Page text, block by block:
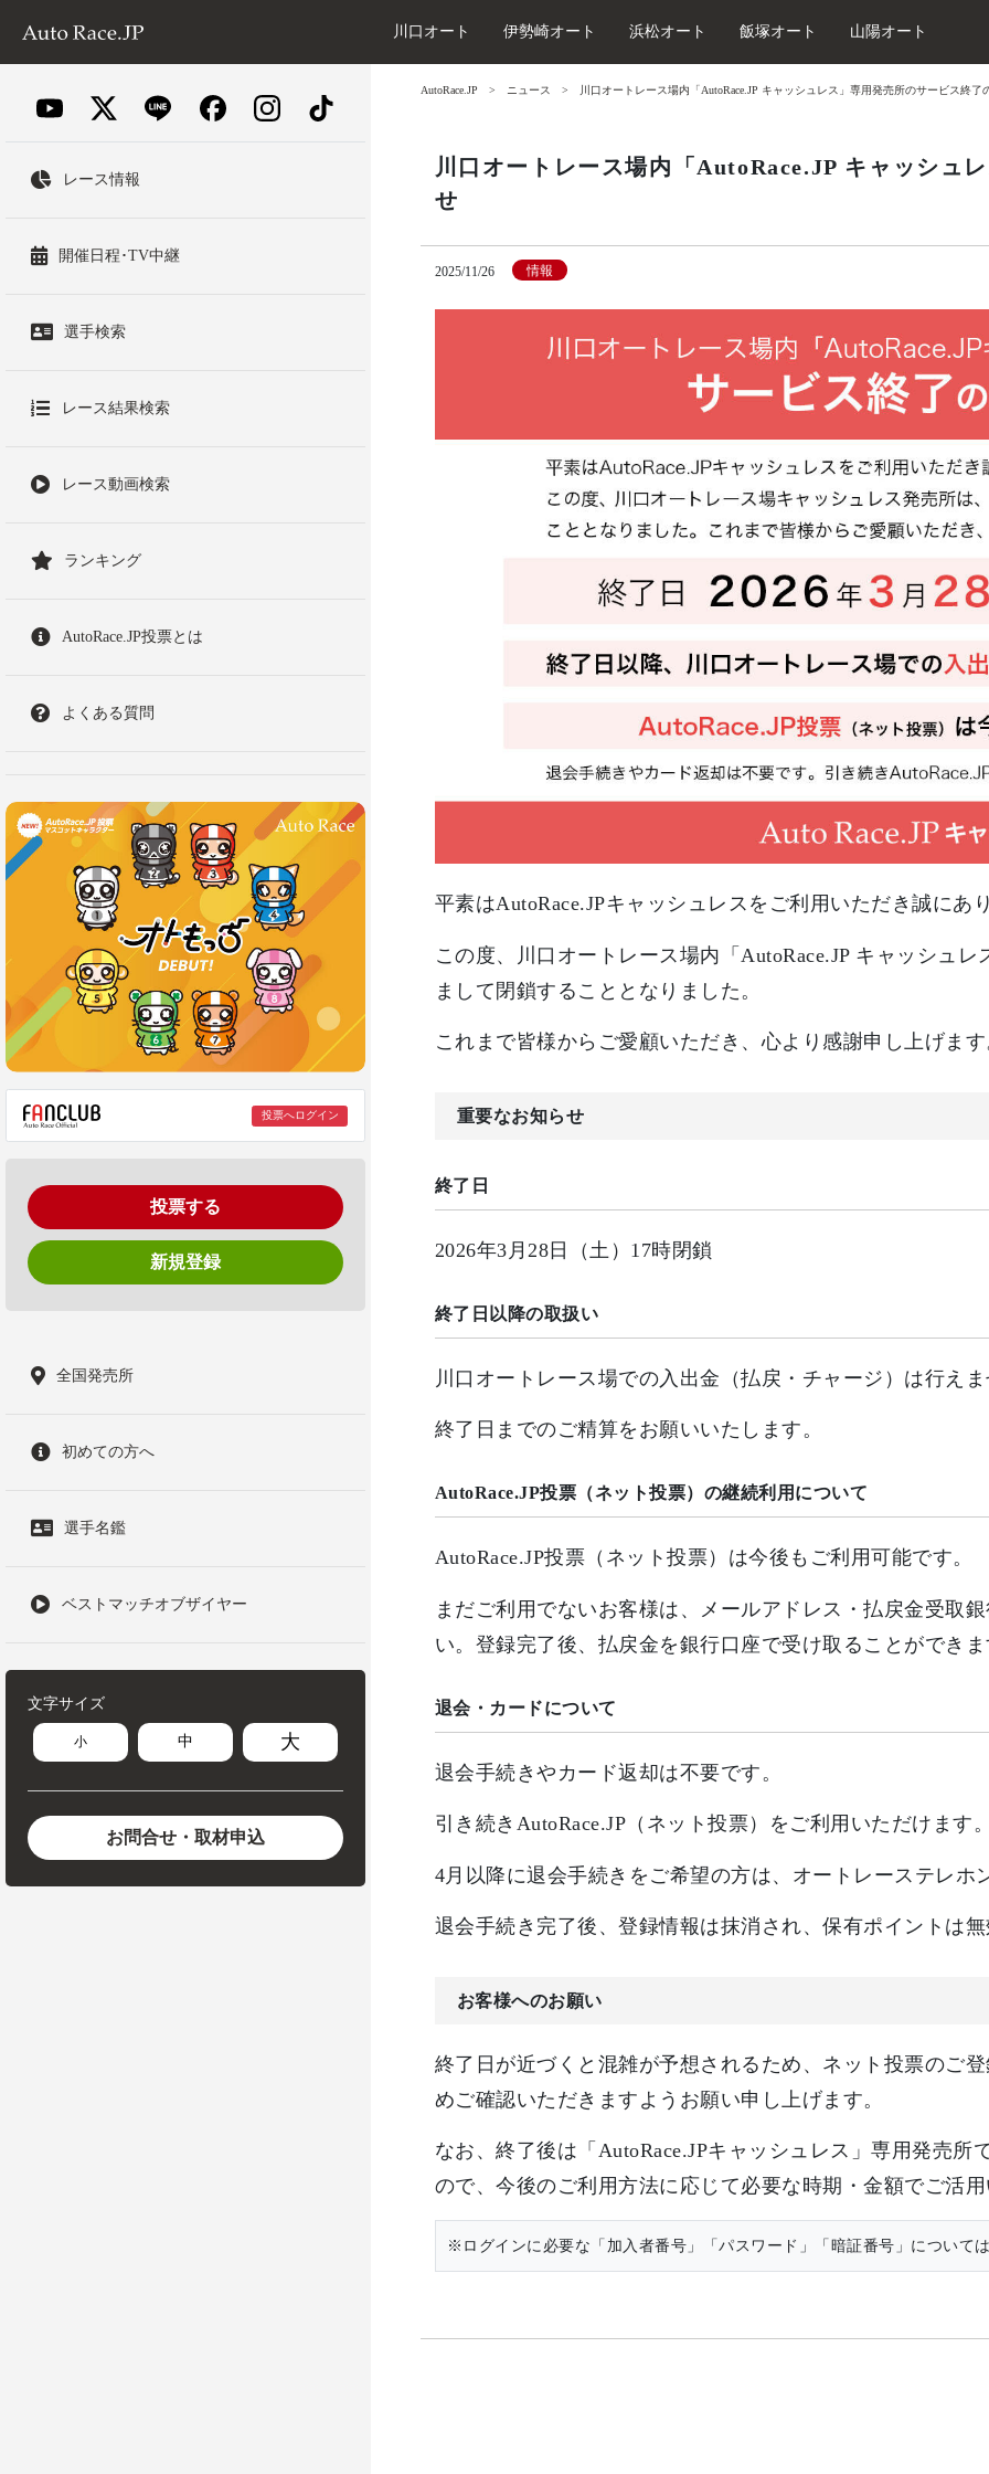
川口オート 伊勢崎オート 浜松オート 飯塚オート 山陽オート
レース情報
開催日程･TV中継
選手検索
レース結果検索
レース動画検索
ランキング
AutoRace.JP投票とは
よくある質問
投票へログイン
投票する
新規登録
全国発売所
初めての方へ
選手名鑑
ベストマッチオブザイヤー
文字サイズ
小 中 大
お問合せ・取材申込
AutoRace.JP ニュース 川口オートレース場内「AutoRace.JP キャッシュレス」専用発売所のサービス終了
川口オートレース場内「AutoRace.JP キャッシュ
せ
2025/11/26 情報
平素はAutoRace.JPキャッシュレスをご利用いただき誠にあ
この度、川口オートレース場内「AutoRace.JP キャッシュ
まして閉鎖することとなりました。
これまで皆様からご愛顧いただき、心より感謝申し上げます
重要なお知らせ
終了日
2026年3月28日（土）17時閉鎖
終了日以降の取扱い
川口オートレース場での入出金（払戻・チャージ）は行えま
終了日までのご精算をお願いいたします。
AutoRace.JP投票（ネット投票）の継続利用について
AutoRace.JP投票（ネット投票）は今後もご利用可能です。
まだご利用でないお客様は、メールアドレス・払戻金受取
い。登録完了後、払戻金を銀行口座で受け取ることができま
退会・カードについて
退会手続きやカード返却は不要です。
引き続きAutoRace.JP（ネット投票）をご利用いただけます。
4月以降に退会手続きをご希望の方は、オートレーステレホ
退会手続き完了後、登録情報は抹消され、保有ポイントは
お客様へのお願い
終了日が近づくと混雑が予想されるため、ネット投票のご
めご確認いただきますようお願い申し上げます。
なお、終了後は「AutoRace.JPキャッシュレス」専用発売
ので、今後のご利用方法に応じて必要な時期・金額でご活
※ログインに必要な「加入者番号」「パスワード」「暗証番号」については